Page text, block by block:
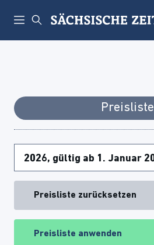
Preisliste
Preisliste zurücksetzen
Preisliste anwenden